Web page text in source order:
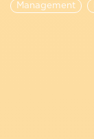
Management